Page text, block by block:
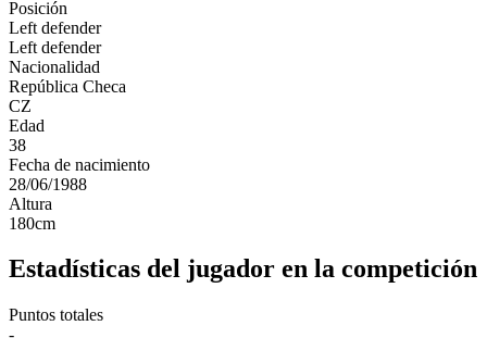
Posición
Left defender
Left defender
Nacionalidad
República Checa
CZ
Edad
38
Fecha de nacimiento
28/06/1988
Altura
180cm
Estadísticas del jugador en la competición
Puntos totales